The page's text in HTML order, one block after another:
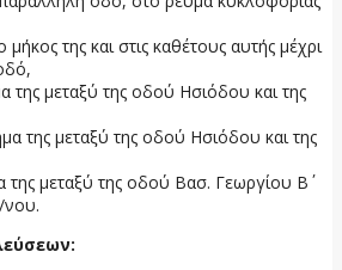
της και στις καθέτους αυτής μέχρι
μεταξύ της οδού Ησιόδου και της
της μεταξύ της οδού Ησιόδου και της
μεταξύ της οδού Βασ. Γεωργίου Β΄
νου.